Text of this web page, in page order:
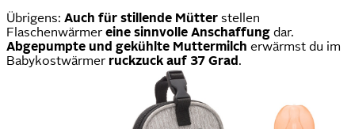
Übrigens: Auch für stillende Mütter stellen
Flaschenwärmer eine sinnvolle Anschaffung dar.
Abgepumpte und gekühlte Muttermilch erwärmst du im
Babykostwärmer ruckzuck auf 37 Grad .